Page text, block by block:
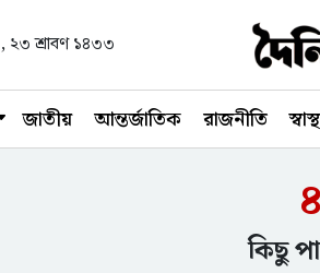
, ২৩ শ্রাবণ ১৪৩৩
জাতীয় আন্তর্জাতিক রাজনীতি
কিছু